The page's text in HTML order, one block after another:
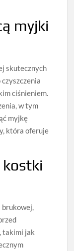
myjki
skutecznych
ciśnieniem.
w tym
myjkę
która oferuje
kostki
brukowej,
takimi jak